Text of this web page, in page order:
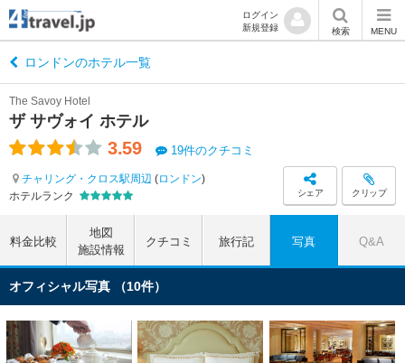
ログイン
新規登録
検索 MENU
ロンドンのホテル一覧
ザ サヴォイ ホテル
The Savoy Hotel
3.59 19件のクチコミ
チャリング・クロス駅周辺 (ロンドン)
ホテルランク
シェア クリップ
料金比較
地図
施設情報
クチコミ 旅行記 写真 Q&A
オフィシャル写真 （10件）